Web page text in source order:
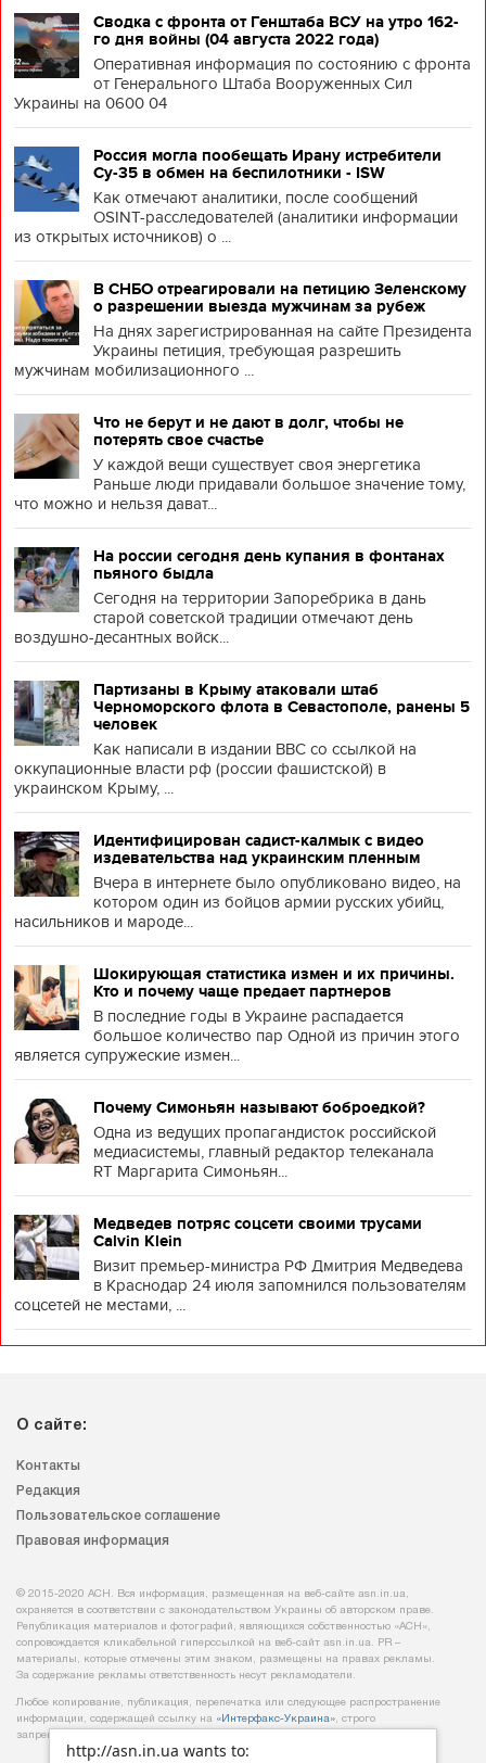
http://asn.in.ua wants to:
Сводка с фронта от Генштаба ВСУ на утро 162-
го дня войны (04 августа 2022 года)
Оперативная информация по состоянию с фронта
от Генерального Штаба Вооруженных Сил
Украины на 0600 04
Россия могла пообещать Ирану истребители
Су-35 в обмен на беспилотники - ISW
Как отмечают аналитики, после сообщений
OSINT-расследователей (аналитики информации
из открытых источников) о ...
В СНБО отреагировали на петицию Зеленскому
о разрешении выезда мужчинам за рубеж
На днях зарегистрированная на сайте Президента
Украины петиция, требующая разрешить
мужчинам мобилизационного ...
Что не берут и не дают в долг, чтобы не
потерять свое счастье
У каждой вещи существует своя энергетика
Раньше люди придавали большое значение тому,
что можно и нельзя дават...
На россии сегодня день купания в фонтанах
пьяного быдла
Сегодня на территории Запоребрика в дань
старой советской традиции отмечают день
воздушно-десантных войск...
Партизаны в Крыму атаковали штаб
Черноморского флота в Севастополе, ранены 5
человек
Как написали в издании BBC со ссылкой на
оккупационные власти рф (россии фашистской) в
украинском Крыму, ...
Идентифицирован садист-калмык с видео
издевательства над украинским пленным
Вчера в интернете было опубликовано видео, на
котором один из бойцов армии русских убийц,
насильников и мароде...
Шокирующая статистика измен и их причины.
Кто и почему чаще предает партнеров
В последние годы в Украине распадается
большое количество пар Одной из причин этого
является супружеские измен...
Почему Симоньян называют боброедкой?
Одна из ведущих пропагандисток российской
медиасистемы, главный редактор телеканала
RT Маргарита Симоньян...
Медведев потряс соцсети своими трусами
Calvin Klein
Визит премьер-министра РФ Дмитрия Медведева
в Краснодар 24 июля запомнился пользователям
соцсетей не местами, ...
О сайте:
Контакты
Редакция
Пользовательское соглашение
Правовая информация
© 2015-2020 АСН. Вся информация, размещенная на веб-сайте asn.in.ua,
охраняется в соответствии с законодательством Украины об авторском праве.
Републикация материалов и фотографий, являющихся собственностью «АСН»,
сопровождается кликабельной гиперссылкой на веб-сайт asn.іn.ua. PR –
материалы, которые отмечены этим знаком, размещены на правах рекламы.
За содержание рекламы ответственность несут рекламодатели.
Любое копирование, публикация, перепечатка или следующее распространение
информации, содержащей ссылку на «Интерфакс-Украина», строго
запрещается.